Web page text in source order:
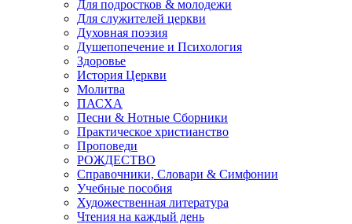
Для подростков & молодежи
Для служителей церкви
Духовная поэзия
Душепопечение и Психология
Здоровье
История Церкви
Молитва
ПАСХА
Песни & Нотные Сборники
Практическое христианство
Проповеди
РОЖДЕСТВО
Справочники, Словари & Симфонии
Учебные пособия
Художественная литература
Чтения на каждый день